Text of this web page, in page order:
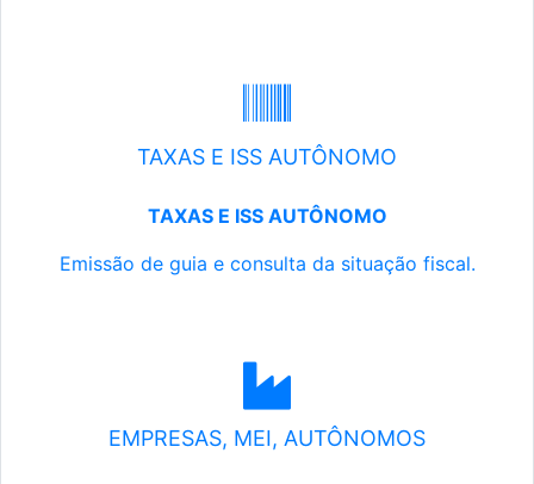
TAXAS E ISS AUTÔNOMO
TAXAS E ISS AUTÔNOMO
Emissão de guia e consulta da situação fiscal.
EMPRESAS, MEI, AUTÔNOMOS